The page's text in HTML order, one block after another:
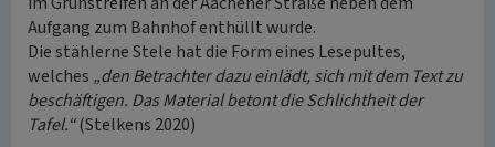
Aufgang zum Bahnhof enthüllt wurde.
Die stählerne Stele hat die Form eines Lesepultes,
welches „den Betrachter dazu einlädt, sich mit dem Text zu
beschäftigen. Das Material betont die Schlichtheit der
Tafel.“(Stelkens 2020)